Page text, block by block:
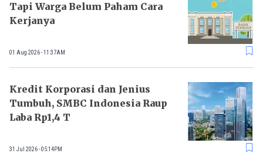
Tapi Warga Belum Paham Cara
Kerjanya
01 Aug 2026 - 11:37AM
Kredit Korporasi dan Jenius
Tumbuh, SMBC Indonesia Raup
Laba Rp1,4 T
31 Jul 2026 - 05:14PM